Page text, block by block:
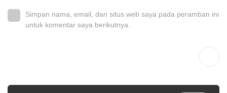
Simpan nama, email, dan situs web saya pada peramban ini
untuk komentar saya berikutnya.